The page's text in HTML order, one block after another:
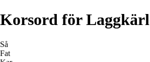
Korsord för Laggkärl
Så
Fat